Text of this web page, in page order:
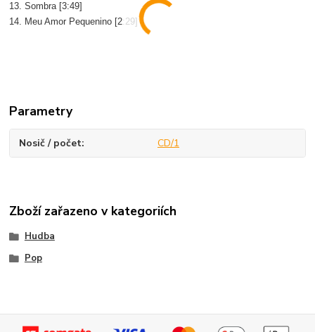
13. Sombra [3:49]
14. Meu Amor Pequenino [2:29]
Parametry
Nosič / počet CD/1
Zboží zařazeno v kategoriích
Hudba
Pop